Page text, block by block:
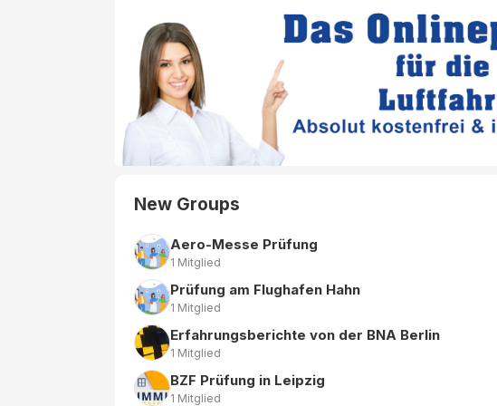
New Groups
Aero-Messe Prüfung
1 Mitglied
Prüfung am Flughafen Hahn
1 Mitglied
Erfahrungsberichte von der BNA Berlin
1 Mitglied
BZF Prüfung in Leipzig
1 Mitglied